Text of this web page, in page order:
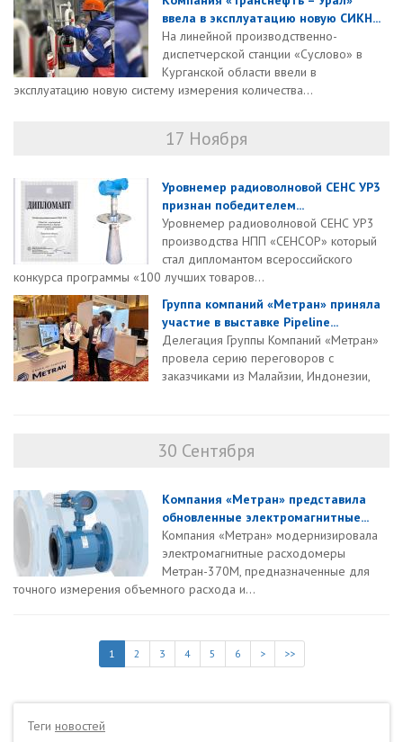
ввела в эксплуатацию новую СИКН...
На линейной производственно-
диспетчерской станции «Суслово» в
Курганской области ввели в
эксплуатацию новую систему измерения количества...
17 Ноября
Уровнемер радиоволновой СЕНС УР3
признан победителем...
Уровнемер радиоволновой СЕНС УР3
производства НПП «СЕНСОР» который
стал дипломантом всероссийского
конкурса программы «100 лучших товаров...
Группа компаний «Метран» приняла
участие в выставке Pipeline...
Делегация Группы Компаний «Метран»
провела серию переговоров с
заказчиками из Малайзии, Индонезии,
30 Сентября
Компания «Метран» представила
обновленные электромагнитные...
Компания «Метран» модернизировала
электромагнитные расходомеры
Метран-370М, предназначенные для
точного измерения объемного расхода и...
1 2 3 4 5 6 > >>
Теги новостей